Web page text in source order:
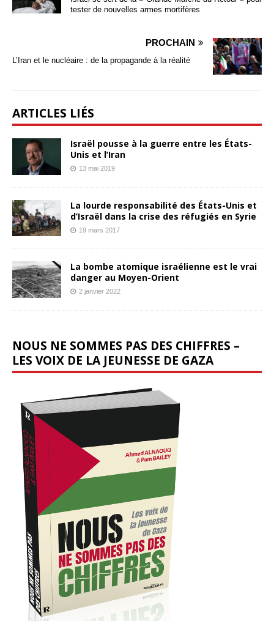
tester de nouvelles armes mortifères
PROCHAIN
L’Iran et le nucléaire : de la propagande à la réalité
ARTICLES LIÉS
Israël pousse à la guerre entre les États-
Unis et l’Iran
13 mai 2019
La lourde responsabilité des États-Unis et
d’Israël dans la crise des réfugiés en Syrie
19 mars 2017
La bombe atomique israélienne est le vrai
danger au Moyen-Orient
2 janvier 2022
NOUS NE SOMMES PAS DES CHIFFRES –
LES VOIX DE LA JEUNESSE DE GAZA